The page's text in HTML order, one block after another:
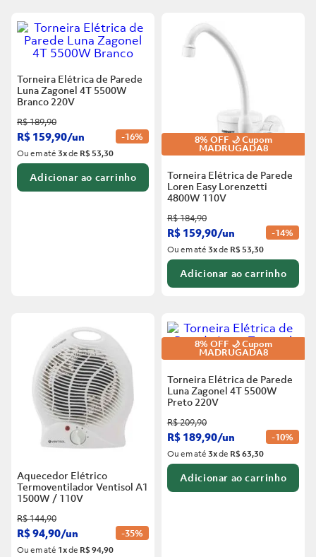
Torneira Elétrica de Parede
Luna Zagonel 4T 5500W
Branco 220V
R$189,90
R$ 159,90/un -16%
Ou em até3xde R$ 53,30
Adicionar ao carrinho
8% OFF 🌙 Cupom
MADRUGADA8
Torneira Elétrica de Parede
Loren Easy Lorenzetti
4800W 110V
R$184,90
R$ 159,90/un -14%
Ou em até3xde R$ 53,30
Adicionar ao carrinho
Aquecedor Elétrico
Termoventilador Ventisol A1
1500W / 110V
R$144,90
R$94,90/un -35%
Ou em até 1xde R$ 94,90
8% OFF 🌙 Cupom
MADRUGADA8
Torneira Elétrica de Parede
Luna Zagonel 4T 5500W
Preto 220V
R$209,90
R$ 189,90/un -10%
Ou em até3xde R$ 63,30
Adicionar ao carrinho
6º Telha
7º Forro Pvc
8º Vaso Sanitário
9º Rodapé
10º Janela
5º Porta
7º Forro Pvc
8º
9º Rodapé
10º Janela